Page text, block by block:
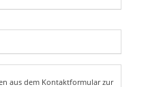
aus dem Kontaktformular zur